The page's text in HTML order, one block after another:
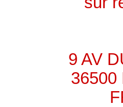
9 AV
36500